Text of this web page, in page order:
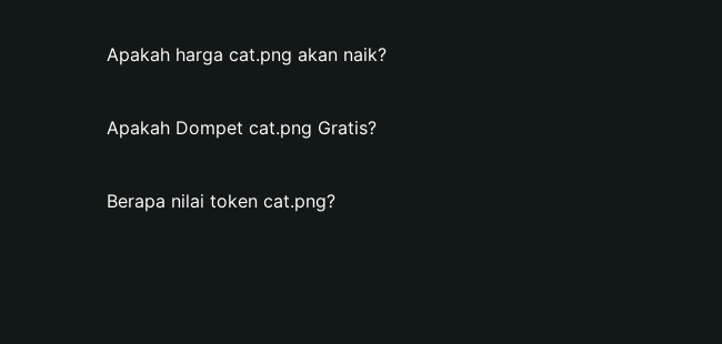
Apakah harga cat.png akan naik?
Apakah Dompet cat.png Gratis?
Berapa nilai token cat.png?